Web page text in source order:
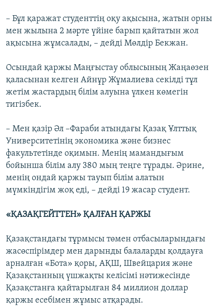
– Бұл қаражат студенттің оқу ақысына, жатын орны
мен жылына 2 мәрте үйіне барып қайтатын жол
ақысына жұмсалады, – дейді Мөлдір Бекжан.
Осындай қаржы Маңғыстау облысының Жаңаөзен
қаласынан келген Айнұр Жұмалиева секілді тұл
жетім жастардың білім алуына үлкен көмегін
тигізбек.
– Мен қазір Әл –Фараби атындағы Қазақ Ұлттық
Университетінің экономика және бизнес
факультетінде оқимын. Менің мамандығым
бойынша білім алу 380 мың теңге тұрады. Әрине,
менің ондай қаржы тауып білім алатын
мүмкіндігім жоқ еді, – дейді 19 жасар студент.
«ҚАЗАҚГЕЙТТЕН» ҚАЛҒАН ҚАРЖЫ
Қазақстандағы тұрмысы төмен отбасыларындағы
жасөспірімдер мен дарынды балаларды қолдауға
арналған «Бота» қоры, АҚШ, Швейцария және
Қазақстанның үшжақты келісімі нәтижесінде
Қазақстанға қайтарылған 84 миллион доллар
қаржы есебімен жұмыс атқарады.